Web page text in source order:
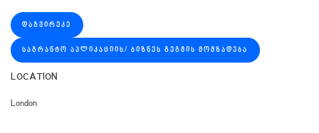
ᲓᲐᲒᲕᲘᲠᲔᲙᲔ
ᲡᲐᲒᲠᲐᲜᲢᲝ ᲐᲞᲚᲘᲙᲐᲪᲘᲘᲡ/ ᲑᲘᲖᲜᲔᲡ ᲒᲔᲒᲛᲘᲡ ᲛᲝᲛᲖᲐᲓᲔᲑᲐ
LOCATION
London